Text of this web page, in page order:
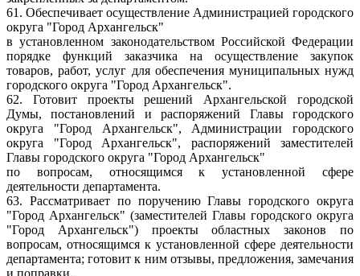
61. Обеспечивает осуществление Администрацией городского
округа "Город Архангельск"
в установленном законодательством Российской Федерации
порядке функций заказчика на осуществление закупок
товаров, работ, услуг для обеспечения муниципальных нужд
городского округа "Город Архангельск".
62. Готовит проекты решений Архангельской городской
Думы, постановлений и распоряжений Главы городского
округа "Город Архангельск", Администрации городского
округа "Город Архангельск", распоряжений заместителей
Главы городского округа "Город Архангельск"
по вопросам, относящимся к установленной сфере
деятельности департамента.
63. Рассматривает по поручению Главы городского округа
"Город Архангельск" (заместителей Главы городского округа
"Город Архангельск") проекты областных законов по
вопросам, относящимся к установленной сфере деятельности
департамента; готовит к ним отзывы, предложения, замечания
и поправки.